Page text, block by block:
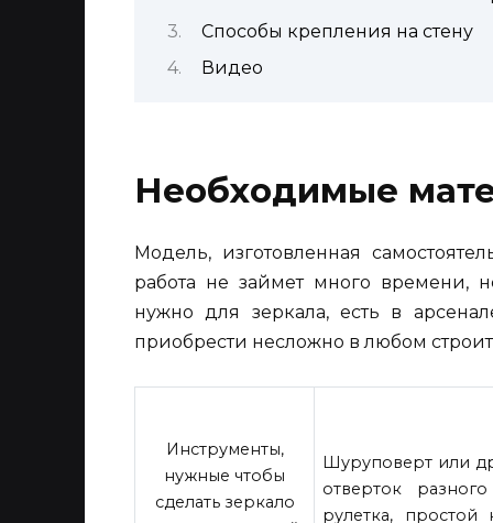
Способы крепления на стену
Видео
Необходимые
Модель, изготовленная
работа не займет много времени,
нужно для зеркала, есть в
приобрести несложно в любом
Инструменты,
нужные чтобы
сделать зеркало
Шуруповерт или
отверток
рулетка, простой